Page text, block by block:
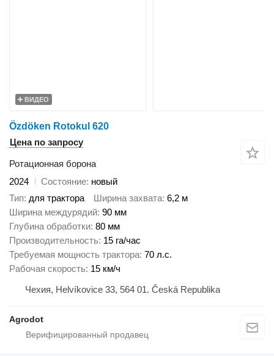
ВИДЕО
Özdöken Rotokul 620
Цена по запросу
Ротационная борона
2024
Состояние новый
Тип для трактора Ширина захвата 6,2 м
Ширина междурядий 90 мм
Глубина обработки 80 мм
Производительность 15 га/час
Требуемая мощность трактора 70 л.с.
Рабочая скорость 15 км/ч
Чехия, Helvíkovice 33, 564 01. Česká Republika
Agrodot